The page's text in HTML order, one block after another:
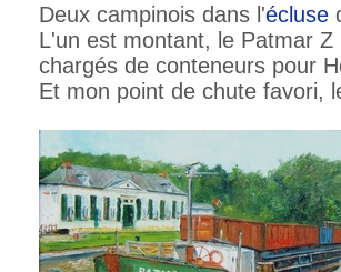
Deux campinois dans l'écluse
L'un est montant, le Patmar
chargés de conteneurs pour
Et mon point de chute favori,